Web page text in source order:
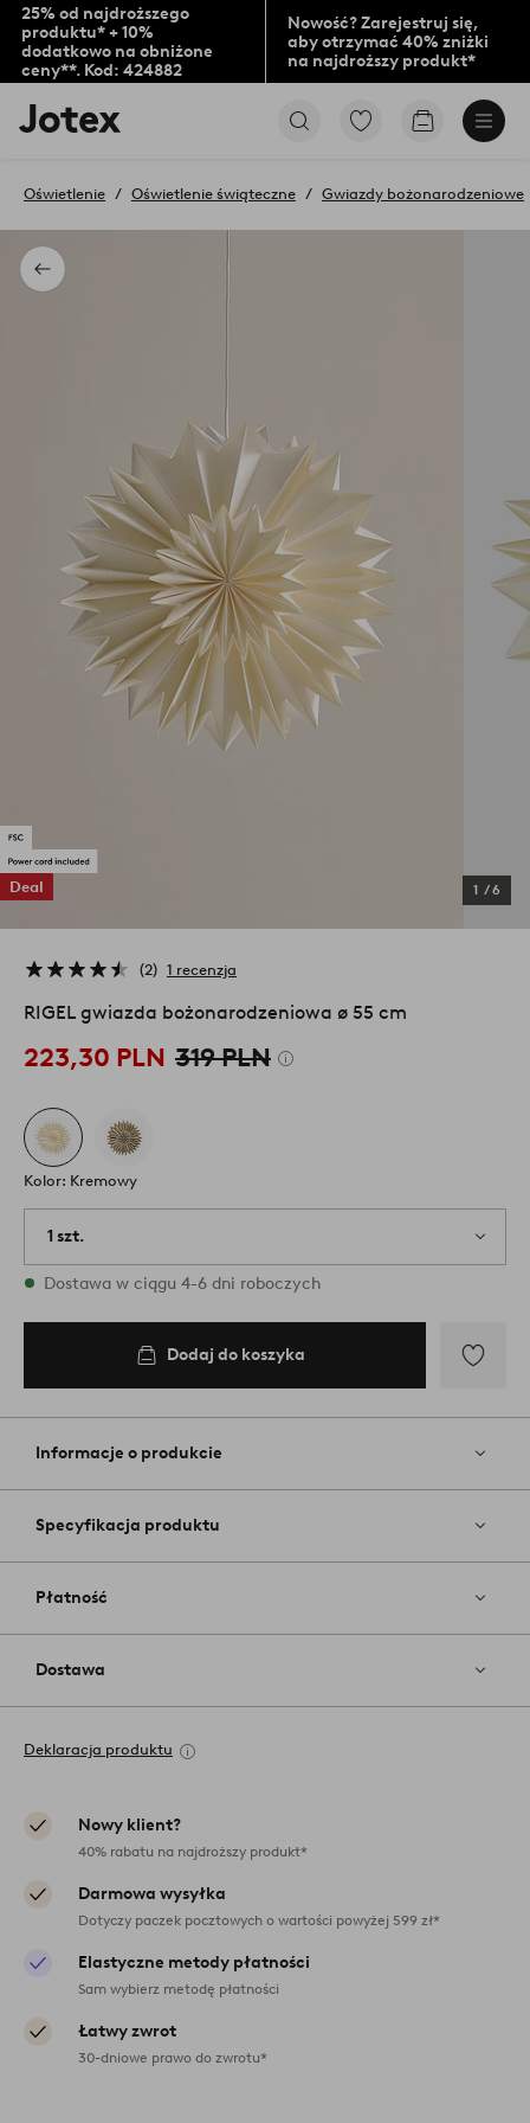
25% od najdroższego
produktu* + 10%
dodatkowo na obniżone
ceny**. Kod: 424882
Nowość? Zarejestruj się,
aby otrzymać 40% zniżki
na najdroższy produkt*
Logo
Jotex
na
stronę
Przejdź
oznaczonych
Przejdź
Powrót
Oświetlenie Oświetlenie świąteczne Gwiazdy bożonarodzeniowe
Deal 1 /6
2 1 recenzja
RIGEL gwiazda bożonarodzeniowa ø 55 cm
223,30 PLN 319 PLN
Kolor: Kremowy
1 szt.
W magazynie
Dostawa w ciągu 4-6 dni roboczych
Dodaj do koszyka
do
Informacje o produkcie
Specyfikacja produktu
Płatność
Dostawa
Deklaracja produktu
Nowy klient?
40% rabatu na najdroższy produkt*
Darmowa wysyłka
Dotyczy paczek pocztowych o wartości powyżej 599 zł*
Elastyczne metody płatności
Sam wybierz metodę płatności
Łatwy zwrot
30-dniowe prawo do zwrotu*